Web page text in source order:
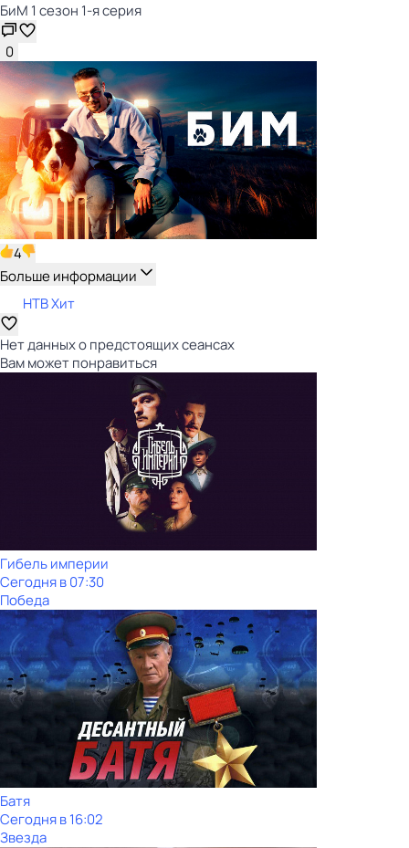
БиМ 1 сезон 1-я серия
0
4
Больше информации
НТВ Хит
Нет данных о предстоящих сеансах
Вам может понравиться
Гибель империи
Сегодня в 07:30
Победа
Батя
Сегодня в 16:02
Звезда